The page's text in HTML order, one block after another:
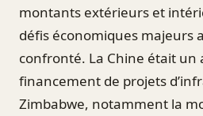
montants extérieurs et
défis économiques majeurs
confronté. La Chine était un
financement de projets
Zimbabwe, notamment la